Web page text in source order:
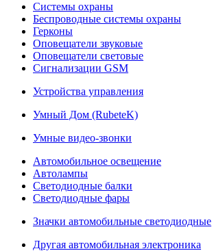
Системы охраны
Беспроводные системы охраны
Герконы
Оповещатели звуковые
Оповещатели световые
Сигнализации GSM
Устройства управления
Умный Дом (RubeteK)
Умные видео-звонки
Автомобильное освещение
Автолампы
Светодиодные балки
Светодиодные фары
Значки автомобильные светодиодные
Другая автомобильная электроника